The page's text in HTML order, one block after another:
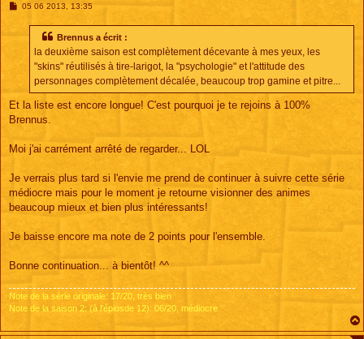
M05 06 2013, 13:35
Brennus a écrit :
la deuxième saison est complètement décevante à mes yeux, les
"skins" réutilisés à tire-larigot, la "psychologie" et l'attitude des
personnages complètement décalée, beaucoup trop gamine et pitre...
Et la liste est encore longue! C'est pourquoi je te rejoins à 100%
Brennus.
Moi j'ai carrément arrêté de regarder... LOL
Je verrais plus tard si l'envie me prend de continuer à suivre cette série
médiocre mais pour le moment je retourne visionner des animes
beaucoup mieux et bien plus intéressants!
Je baisse encore ma note de 2 points pour l'ensemble.
Bonne continuation... à bientôt! ^^
Note de la série originale: 17/20, très bien
Note de la saison 2: (à l'épiosde 12): 06/20, médiocre